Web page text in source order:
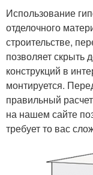
Использование
отделочного
строительстве,
позволяет скрыть
конструкций в
монтируется.
правильный
на нашем сайте
требует то вас